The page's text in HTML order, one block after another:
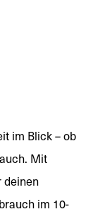
im Blick – ob
Mit
deinen
im 10-